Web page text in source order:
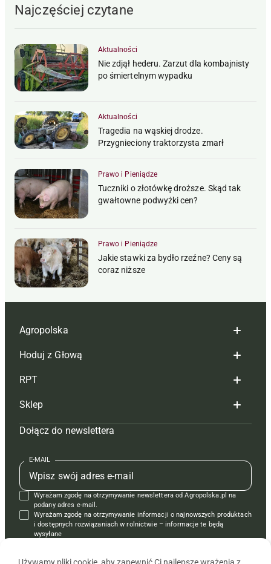
Najczęściej czytane
Aktualności
Nie zdjął hederu. Zarzut dla kombajnisty
po śmiertelnym wypadku
Aktualności
Tragedia na wąskiej drodze.
Przygnieciony traktorzysta zmarł
Prawo i Pieniądze
Tuczniki o złotówkę droższe. Skąd tak
gwałtowne podwyżki cen?
Prawo i Pieniądze
Jakie stawki za bydło rzeźne? Ceny są
coraz niższe
Agropolska
Redakcja
Reklama
Tagi
Mapa serwisu
Kontakt
Regulamin
Polityka prywatności
Hoduj z Głową
Hoduj z głową bydło
Hoduj z głową świnie
Prenumerata
Redakcja
Kontakt
Reklama
RPT
Redakcja
Prenumerata
Reklama
Kontakt
Krzyżówki
Sklep
Czasopisma i prenumerata
Książki
Regulamin
Dołącz do newslettera
E-MAIL
Wyrażam zgodę na otrzymywanie newslettera od Agropolska.pl na
podany adres e-mail.
Wyrażam zgodę na otrzymywanie informacji o najnowszych produktach
i dostępnych rozwiązaniach w rolnictwie – informacje te będą
wysyłane